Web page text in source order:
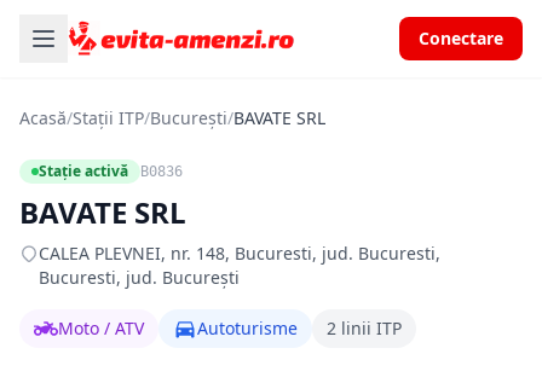
Conectare
Acasă/Stații ITP/București/BAVATE SRL
Stație activă B0836
BAVATE SRL
CALEA PLEVNEI, nr. 148, Bucuresti, jud. Bucuresti,
Bucuresti, jud. București
Moto / ATV Autoturisme 2 linii ITP